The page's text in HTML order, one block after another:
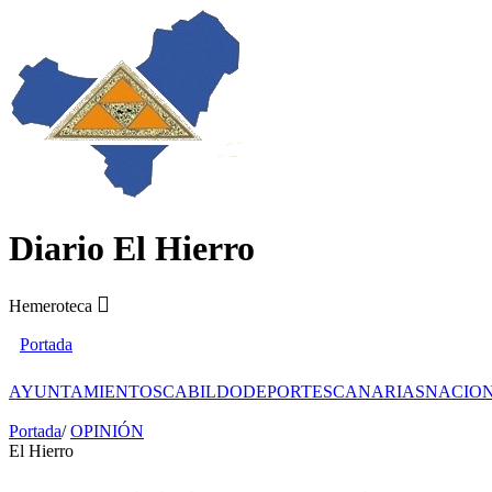
Diario El Hierro
Hemeroteca
Portada
AYUNTAMIENTOSCABILDODEPORTESCANARIAS
Portada/ OPINIÓN
El Hierro